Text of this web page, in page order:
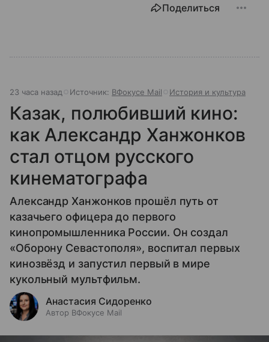
Поделиться
23 часа назад Источник: ВФокусе Mail История и культура
Казак, полюбивший кино:
как Александр Ханжонков
стал отцом русского
кинематографа
Александр Ханжонков прошёл путь от
казачьего офицера до первого
кинопромышленника России. Он создал
«Оборону Севастополя», воспитал первых
кинозвёзд и запустил первый в мире
кукольный мультфильм.
Анастасия Сидоренко
Автор ВФокусе Mail